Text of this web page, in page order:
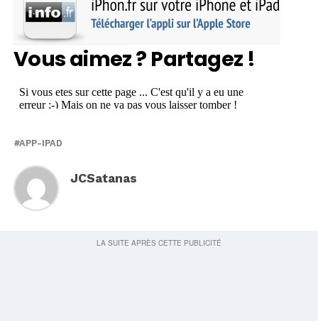
Vous aimez ? Partagez !
APP-IPAD
JCSatanas